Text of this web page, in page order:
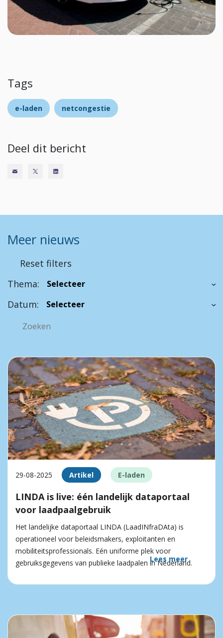
Tags
e-laden netcongestie
Deel dit bericht
Meer nieuws
Reset filters
Thema:
Datum:
29-08-2025 Artikel E-laden
LINDA is live: één landelijk dataportaal
voor laadpaalgebruik
Het landelijke dataportaal LINDA (LaadINfraDAta) is
operationeel voor beleidsmakers, exploitanten en
mobiliteitsprofessionals. Eén uniforme plek voor
gebruiksgegevens van publieke laadpalen in Nederland.
Lees meer